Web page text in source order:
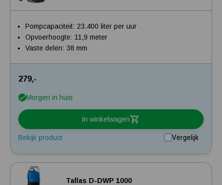
Pompcapaciteit: 23.400 liter per uur
Opvoerhoogte: 11,9 meter
Vaste delen: 38 mm
279,-
Morgen in huis
In winkelwagen
Bekijk product Vergelijk
Tallas D-DWP 1000